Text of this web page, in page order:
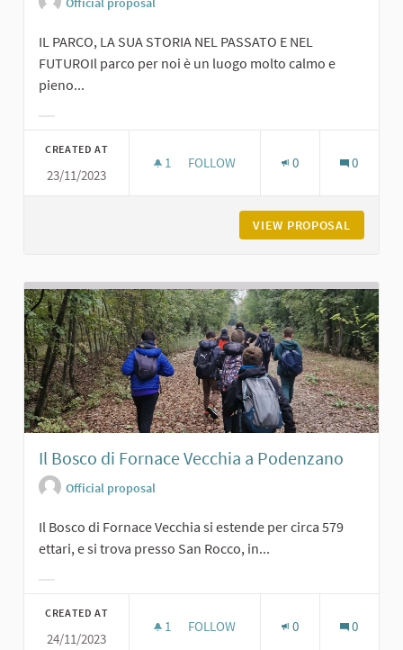
IL PARCO, LA SUA STORIA NEL PASSATO E NEL
FUTUROIl parco per noi è un luogo molto calmo e
pieno...
CREATED AT
23/11/2023
1 1 FOLLOWER
FOLLOW 0 0
VIEW PROPOSAL
Il Bosco di Fornace Vecchia a Podenzano
Official proposal
Il Bosco di Fornace Vecchia si estende per circa 579
ettari, e si trova presso San Rocco, in...
CREATED AT
24/11/2023
1 1 FOLLOWER
FOLLOW 0 0